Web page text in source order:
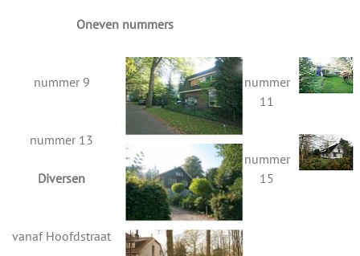
Oneven nummers
nummer 9
nummer 13
Diversen
vanaf Hoofdstraat
nummer
11
nummer
15